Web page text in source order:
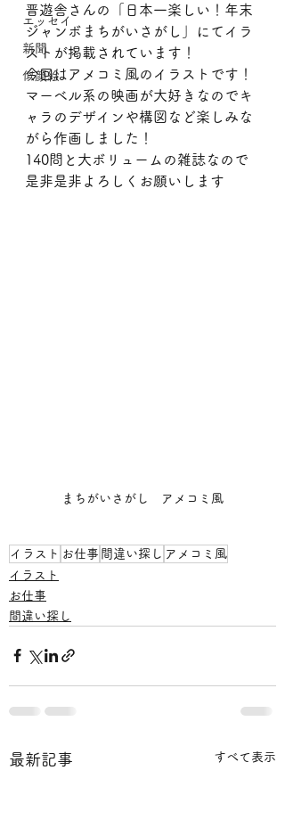
エッセイ
新聞
似顔絵
晋遊舎さんの「日本一楽しい！年末
ジャンボまちがいさがし」にてイラ
ストが掲載されています！
今回はアメコミ風のイラストです！
マーベル系の映画が大好きなのでキ
ャラのデザインや構図など楽しみな
がら作画しました！
140問と大ボリュームの雑誌なので
是非是非よろしくお願いします
まちがいさがし　アメコミ風
イラスト お仕事 間違い探し アメコミ風
イラスト
お仕事
間違い探し
最新記事 すべて表示